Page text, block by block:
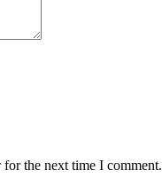
the next time I comment.